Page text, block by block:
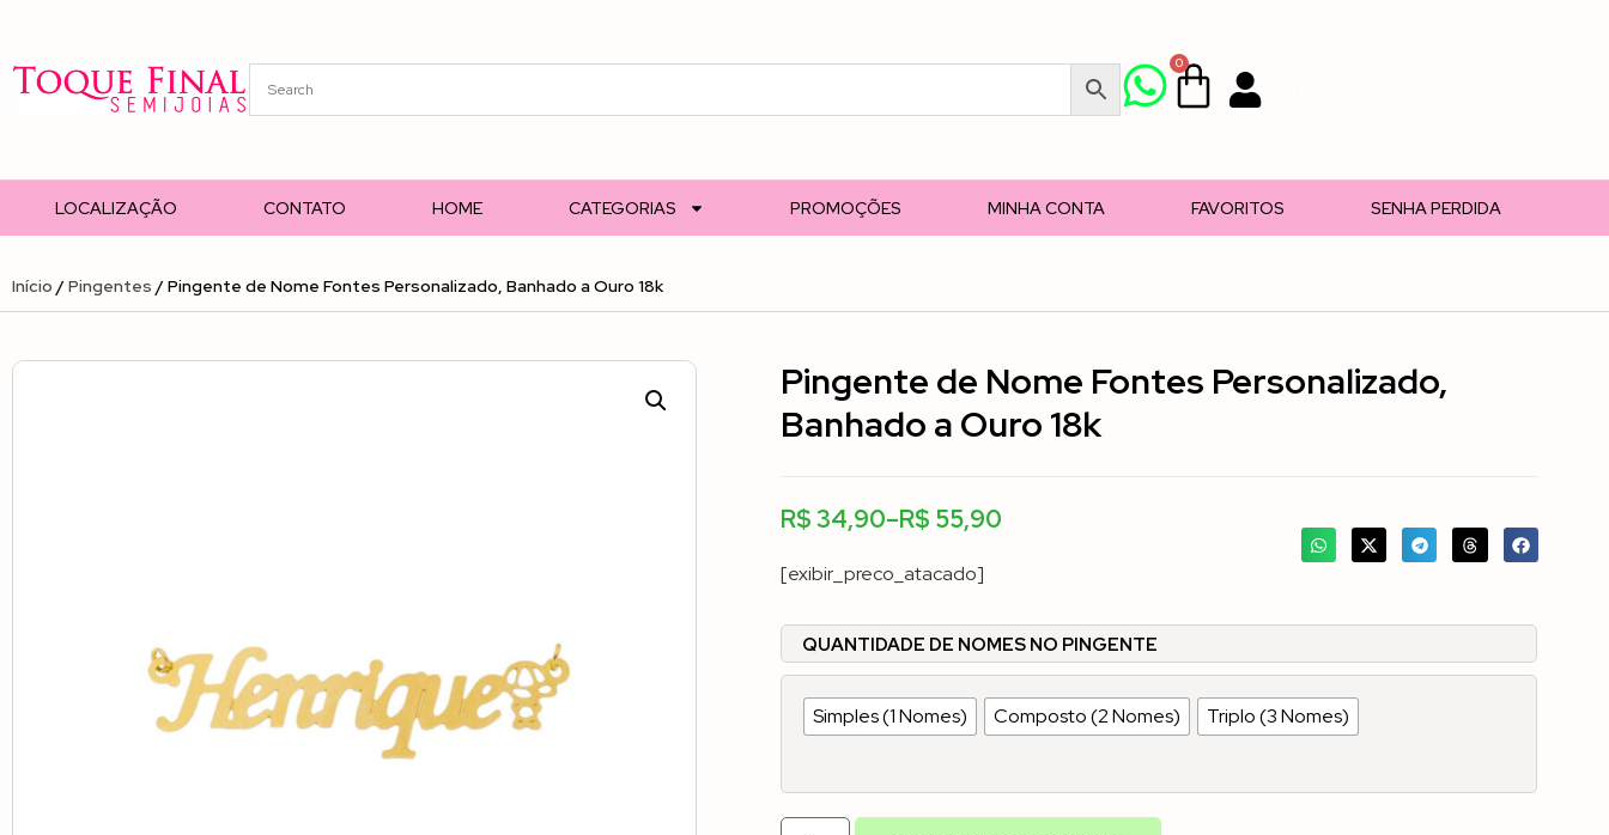
0
LOCALIZAÇÃO CONTATO HOME CATEGORIAS PROMOÇÕES MINHA CONTA FAVORITOS SENHA PERDIDA
Início /Pingentes / Pingente de Nome Fontes Personalizado, Banhado a Ouro 18k
Pingente de Nome Fontes Personalizado,
Banhado a Ouro 18k
R$34,90–R$ 55,90
[exibir_preco_atacado]
QUANTIDADE DE NOMES NO PINGENTE
Simples (1 Nomes) Composto (2 Nomes) Triplo (3 Nomes)